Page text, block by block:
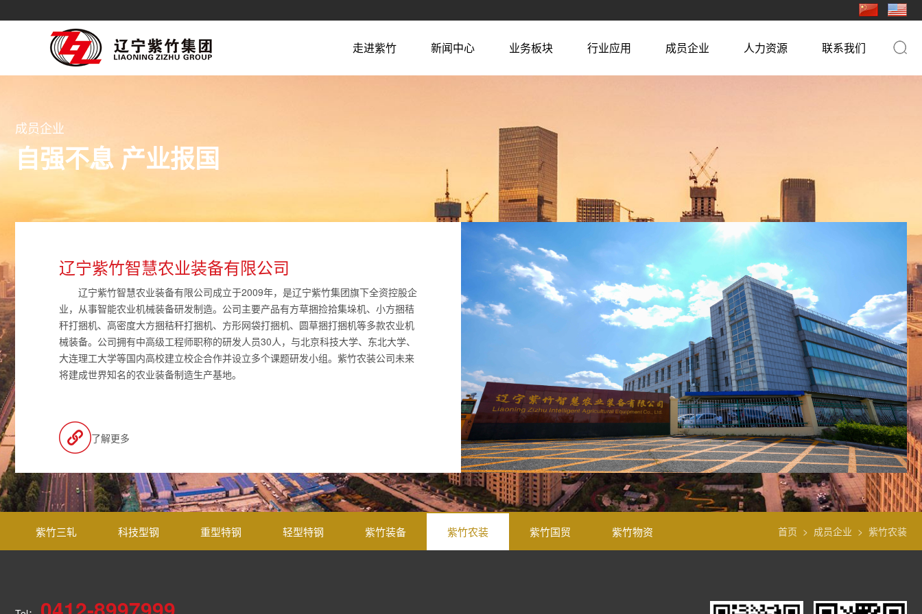
走进紫竹 新闻中心 业务板块 行业应用 成员企业 人力资源 联系我们
成员企业
自强不息 产业报国
辽宁紫竹智慧农业装备有限公司
辽宁紫竹智慧农业装备有限公司成立于2009年，是辽宁紫竹集团旗下全资控股企
业，从事智能农业机械装备研发制造。公司主要产品有方草捆捡拾集垛机、小方捆秸
秆打捆机、高密度大方捆秸秆打捆机、方形网袋打捆机、圆草捆打捆机等多款农业机
械装备。公司拥有中高级工程师职称的研发人员30人，与北京科技大学、东北大学、
大连理工大学等国内高校建立校企合作并设立多个课题研发小组。紫竹农装公司未来
将建成世界知名的农业装备制造生产基地。
了解更多
紫竹三轧 科技型钢 重型特钢 轻型特钢 紫竹装备 紫竹农装 紫竹国贸 紫竹物资 首页 > 成员企业 > 紫竹农装